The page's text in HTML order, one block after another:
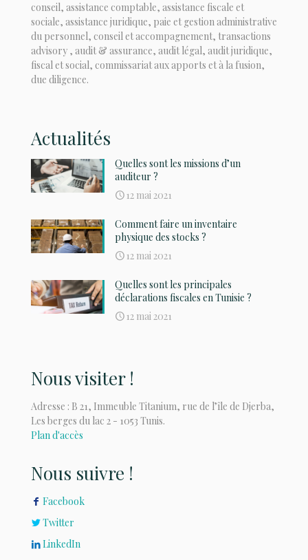
conseil, assistance comptable, assistance fiscale et
sociale, assistance juridique, paie et gestion administrative
du personnel, conseil et accompagnement, transactions
advisory , audit & assurance, audit légal, audit juridique,
fiscal et social, commissariat aux apports et à la fusion,
due diligence.
Actualités
Quelles sont les missions d’un
auditeur ?
12 mai 2021
Comment faire un inventaire
physique des stocks ?
12 mai 2021
Quelles sont les principales
déclarations fiscales en Tunisie ?
12 mai 2021
Nous visiter !
Adresse : B 21, Immeuble Titanium, rue de l’île de Djerba,
Les berges du lac 2 - 1053 Tunis.
Plan d'accès
Nous suivre !
Facebook
Twitter
LinkedIn